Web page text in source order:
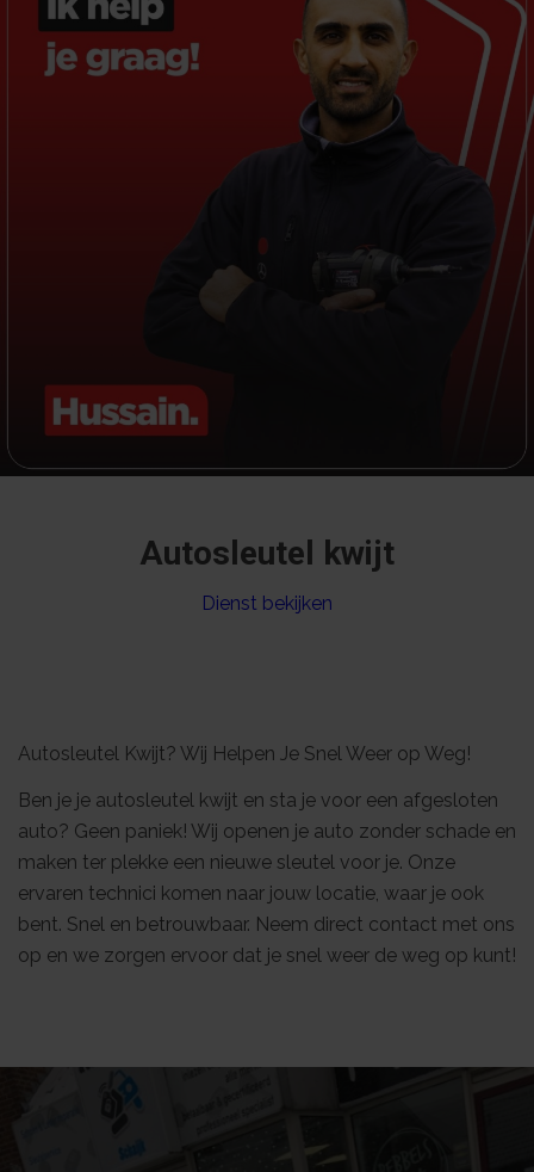
Autosleutel kwijt
Dienst bekijken
Autosleutel Kwijt? Wij Helpen Je Snel Weer op Weg!
Ben je je autosleutel kwijt en sta je voor een afgesloten
auto? Geen paniek! Wij openen je auto zonder schade en
maken ter plekke een nieuwe sleutel voor je. Onze
ervaren technici komen naar jouw locatie, waar je ook
bent. Snel en betrouwbaar. Neem direct contact met ons
op en we zorgen ervoor dat je snel weer de weg op kunt!